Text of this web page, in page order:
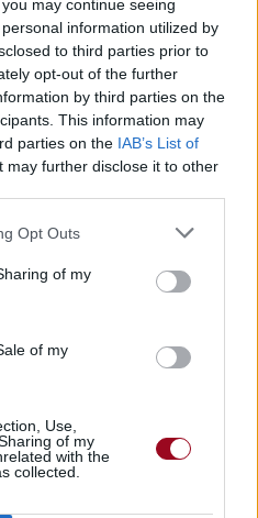
may continue seeing
information utilized by
to third parties prior to
opt-out of the further
by third parties on the
This information may
parties on the IAB’s List of
may further disclose it to other
Opt Outs
of my
of my
Use,
of my
with the
collected.
me
jamais
ma